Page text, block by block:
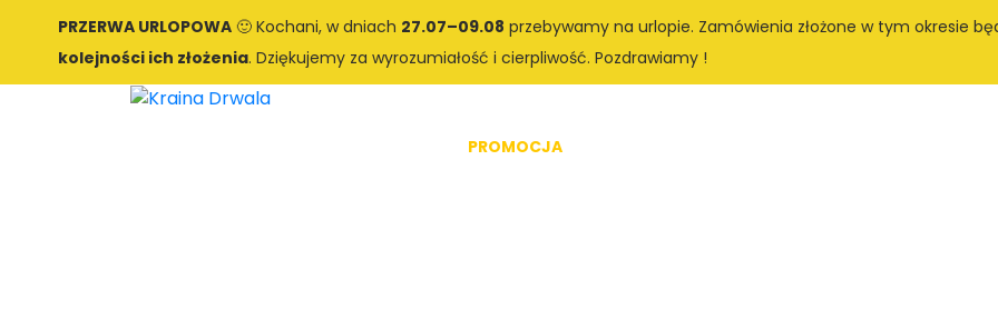
PROMOCJA
PRZERWA URLOPOWA 🙂 Kochani, w dniach 27.07–09.08 przebywamy na urlopie. Zamówienia złożone w tym okresie
kolejności ich złożenia. Dziękujemy za wyrozumiałość i cierpliwość. Pozdrawiamy !